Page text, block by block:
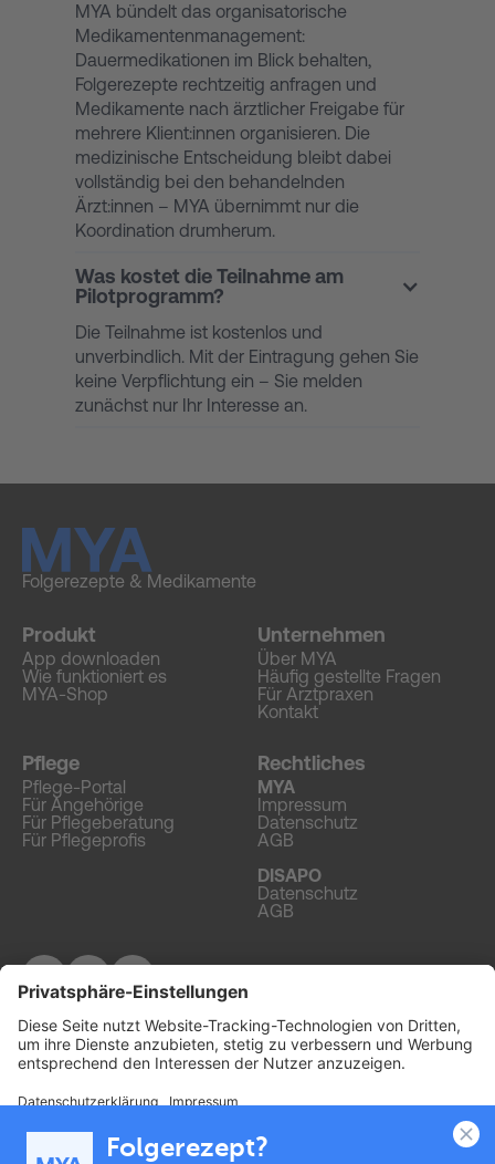
MYA bündelt das organisatorische
Medikamentenmanagement:
Dauermedikationen im Blick behalten,
Folgerezepte rechtzeitig anfragen und
Medikamente nach ärztlicher Freigabe für
mehrere Klient:innen organisieren. Die
medizinische Entscheidung bleibt dabei
vollständig bei den behandelnden
Ärzt:innen – MYA übernimmt nur die
Koordination drumherum.
Was kostet die Teilnahme am
Pilotprogramm?
Die Teilnahme ist kostenlos und
unverbindlich. Mit der Eintragung gehen Sie
keine Verpflichtung ein – Sie melden
zunächst nur Ihr Interesse an.
Folgerezepte & Medikamente
Produkt
App downloaden
Wie funktioniert es
MYA-Shop
Pflege
Pflege-Portal
Für Angehörige
Für Pflegeberatung
Für Pflegeprofis
Unternehmen
Über MYA
Häufig gestellte Fragen
Für Arztpraxen
Kontakt
Rechtliches
MYA
Impressum
Datenschutz
AGB
DISAPO
Datenschutz
AGB
© 2026 MYA. Alle Rechte vorbehalten.
Folgerezept?